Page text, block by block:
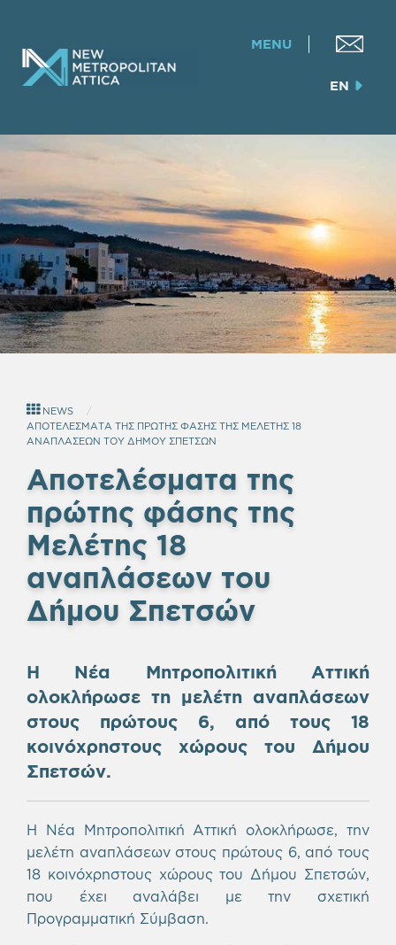
MENU
EN
NEWS
ΑΠΟΤΕΛΕΣΜΑΤΑ ΤΗΣ ΠΡΩΤΗΣ ΦΑΣΗΣ ΤΗΣ ΜΕΛΕΤΗΣ 18
ΑΝΑΠΛΑΣΕΩΝ ΤΟΥ ΔΗΜΟΥ ΣΠΕΤΣΩΝ
Αποτελέσματα της
πρώτης φάσης της
Μελέτης 18
αναπλάσεων του
Δήμου Σπετσών
Η Νέα Μητροπολιτική Αττική
ολοκλήρωσε τη μελέτη αναπλάσεων
στους πρώτους 6, από τους 18
κοινόχρηστους χώρους του Δήμου
Σπετσών.
Η Νέα Μητροπολιτική Αττική ολοκλήρωσε, την
μελέτη αναπλάσεων στους πρώτους 6, από τους
18 κοινόχρηστους χώρους του Δήμου Σπετσών,
που έχει αναλάβει με την σχετική
Προγραμματική Σύμβαση.